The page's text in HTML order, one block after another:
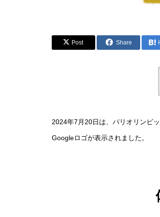
Post Share
2024年7月20日は、パリオリンピ
Googleロゴが表示されました。